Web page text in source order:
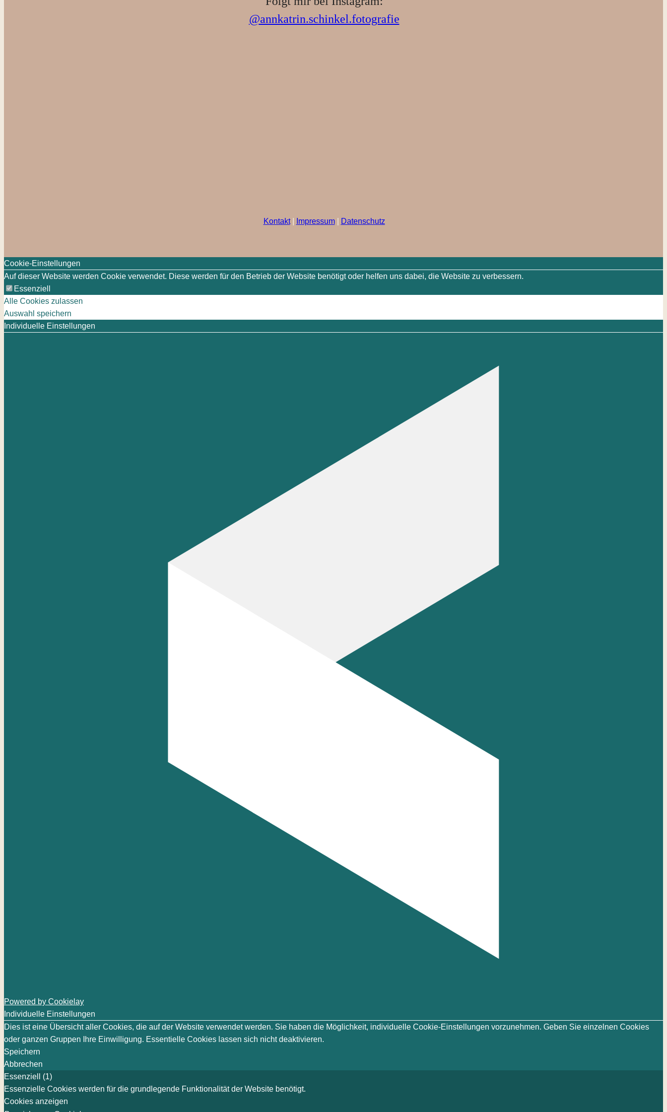
@annkatrin.schinkel.fotografie
Kontakt| Impressum| Datenschutz
Cookie-Einstellungen
Auf dieser Website werden Cookie verwendet. Diese werden für den Betrieb der Website benötigt oder helfen uns dabei, die Website zu verbessern.
Essenziell
Alle Cookies zulassen
Auswahl speichern
Individuelle Einstellungen
Powered by Cookielay
Individuelle Einstellungen
Dies ist eine Übersicht aller Cookies, die auf der Website verwendet werden. Sie haben die Möglichkeit, individuelle Cookie-Einstellungen vorzunehmen. Geben Sie einzelnen Cookies
oder ganzen Gruppen Ihre Einwilligung. Essentielle Cookies lassen sich nicht deaktivieren.
Speichern
Abbrechen
Essenziell (1)
Essenzielle Cookies werden für die grundlegende Funktionalität der Website benötigt.
Cookies anzeigen